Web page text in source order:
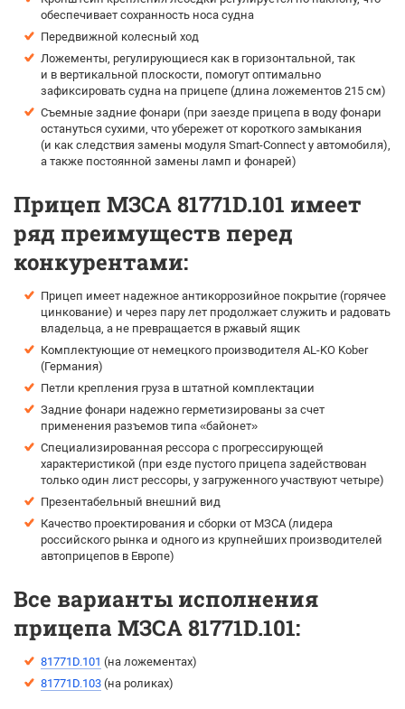
обеспечивает сохранность носа судна
Передвижной колесный ход
Ложементы, регулирующиеся как в горизонтальной, так
и в вертикальной плоскости, помогут оптимально
зафиксировать судна на прицепе (длина ложементов 215 см)
Съемные задние фонари (при заезде прицепа в воду фонари
остануться сухими, что убережет от короткого замыкания
(и как следствия замены модуля Smart-Connect у автомобиля),
а также постоянной замены ламп и фонарей)
Прицеп МЗСА 81771D.101 имеет
ряд преимуществ перед
конкурентами:
Прицеп имеет надежное антикоррозийное покрытие (горячее
цинкование) и через пару лет продолжает служить и радовать
владельца, а не превращается в ржавый ящик
Комплектующие от немецкого производителя AL-KO Kober
(Германия)
Петли крепления груза в штатной комплектации
Задние фонари надежно герметизированы за счет
применения разъемов типа «байонет»
Специализированная рессора с прогрессирующей
характеристикой (при езде пустого прицепа задействован
только один лист рессоры, у загруженного участвуют четыре)
Презентабельный внешний вид
Качество проектирования и сборки от МЗСА (лидера
российского рынка и одного из крупнейших производителей
автоприцепов в Европе)
Все варианты исполнения
прицепа МЗСА 81771D.101:
81771D.101 (на ложементах)
81771D.103 (на роликах)